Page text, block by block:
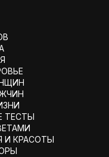
ТЕСТЫ
И КРАСОТЫ